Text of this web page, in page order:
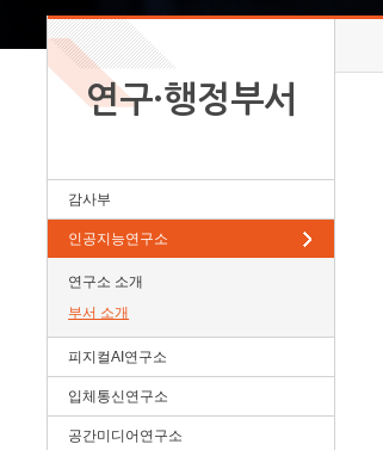
연구·행정부서
감사부
인공지능연구소
연구소 소개
부서 소개
피지컬AI연구소
입체통신연구소
공간미디어연구소